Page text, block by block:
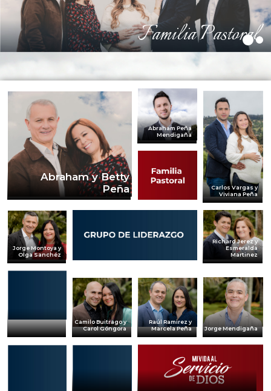
Familia Pastoral
1 2
Abraham y Betty
Peña
Abraham Peña
Mendigaña
Carlos Vargas y
Viviana Peña
Jorge Montoya y
Olga Sanchéz
Richard Jerez y
Esmeralda
Martinez
Camilo Buitrago y
Carol Góngora
Raúl Ramirez y
Marcela Peña
Jorge Mendigaña